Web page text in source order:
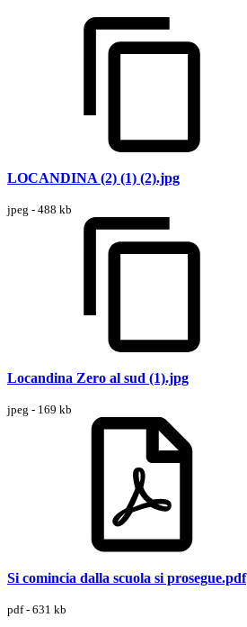
LOCANDINA (2) (1) (2).jpg
jpeg - 488 kb
Locandina Zero al sud (1).jpg
jpeg - 169 kb
Si comincia dalla scuola si prosegue.pdf
pdf - 631 kb